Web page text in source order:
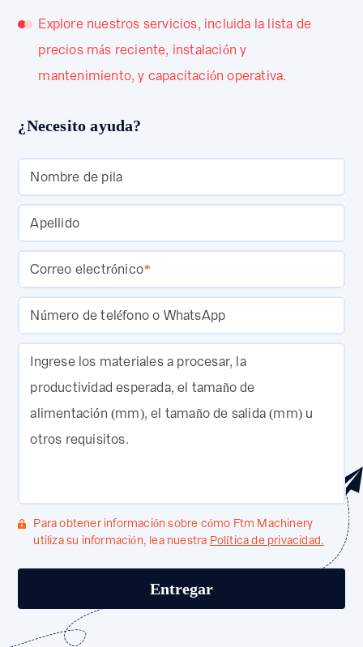
Explore nuestros servicios, incluida la lista de
precios más reciente, instalación y
mantenimiento, y capacitación operativa.
¿Necesito ayuda?
Nombre de pila
Apellido
Correo electrónico*
Número de teléfono o WhatsApp
Ingrese los materiales a procesar, la
productividad esperada, el tamaño de
alimentación (mm), el tamaño de salida (mm) u
otros requisitos.
Para obtener información sobre cómo Ftm Machinery
utiliza su información, lea nuestra Política de privacidad.